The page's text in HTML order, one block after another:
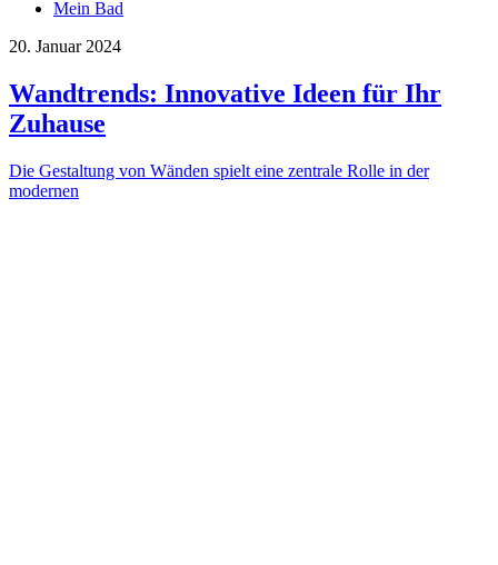
Mein Bad
20. Januar 2024
Wandtrends: Innovative Ideen für Ihr
Zuhause
Die Gestaltung von Wänden spielt eine zentrale Rolle in der
modernen